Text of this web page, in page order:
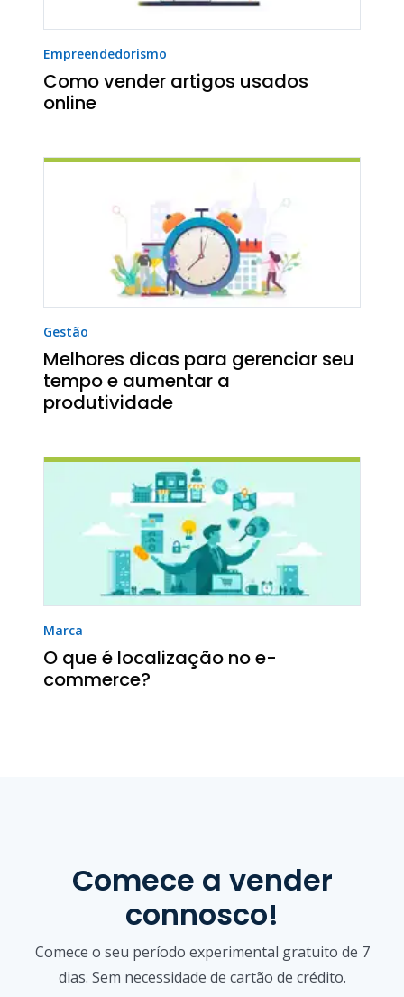
Empreendedorismo
Como vender artigos usados
online
Gestão
Melhores dicas para gerenciar seu
tempo e aumentar a
produtividade
Marca
O que é localização no e-
commerce?
Comece a vender
connosco!
Comece o seu período experimental gratuito de 7
dias. Sem necessidade de cartão de crédito.